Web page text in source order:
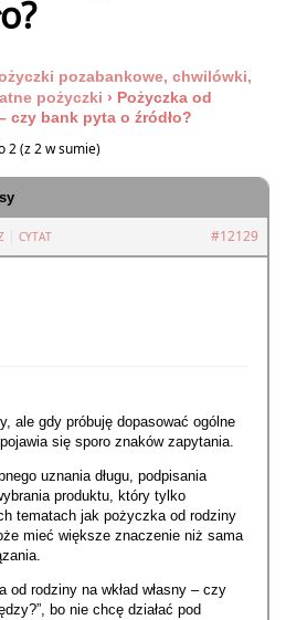
pozabankowe, chwilówki,
pożyczki › Pożyczka od
czy bank pyta o źródło?
2 (z 2 w sumie)
#12129
CYTAT
ale gdy próbuję dopasować ogólne
się sporo znaków zapytania.
uznania długu, podpisania
produktu, który tylko
tematach jak pożyczka od rodziny
mieć większe znaczenie niż sama
od rodziny na wkład własny – czy
bo nie chcę działać pod